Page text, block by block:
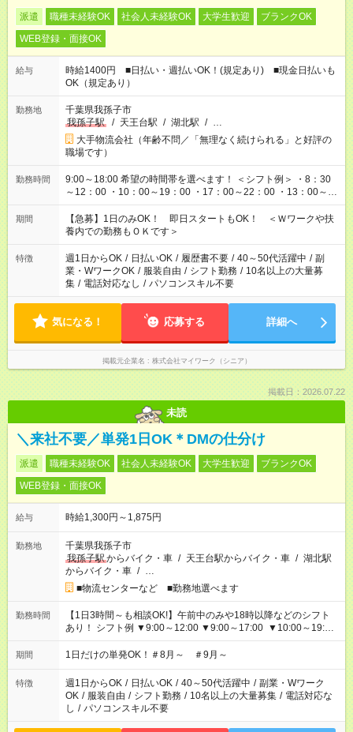
派遣 職種未経験OK 社会人未経験OK 大学生歓迎
ブランクOK
WEB登録・面接OK
給与
時給1400円 ■日払い・週払いOK！(規定あり) ■現金日払いも
OK（規定あり）
勤務地
千葉県我孫子市
我孫子駅
/ 天王台駅 / 湖北駅 / …
大手物流会社（年齢不問／「無理なく続けられる」と好評の
職場です）
勤務時間
9:00～18:00 希望の時間帯を選べます！ ＜シフト例＞ ・8：30
～12：00 ・10：00～19：00 ・17：00～22：00 ・13：00～
22：00 ・22：00～翌6：00 など
期間
【急募】1日のみOK！ 即日スタートもOK！ ＜Ｗワークや扶
養内での勤務もＯＫです＞
特徴 週1日からOK / 日払いOK / 履歴書不要 / 40～50代活躍中 / 副
業・WワークOK / 服装自由 / シフト勤務 / 10名以上の大量募
集 / 電話対応なし / パソコンスキル不要
気になる！ 応募する 詳細へ
掲載元企業名 株式会社マイワーク（シニア）
掲載日：2026.07.22
未読
＼来社不要／単発1日OK＊DMの仕分け
派遣 職種未経験OK 社会人未経験OK 大学生歓迎
ブランクOK
WEB登録・面接OK
給与 時給1,300円～1,875円
勤務地
千葉県我孫子市
我孫子駅からバイク・車 / 天王台駅からバイク・車 / 湖北駅
からバイク・車 / …
■物流センターなど ■勤務地選べます
勤務時間
【1日3時間～も相談OK!】午前中のみや18時以降などのシフト
あり！ シフト例 ▼9:00～12:00 ▼9:00～17:00 ▼10:00～19:00
▼18:00～21:00
期間 1日だけの単発OK！＃8月～ ＃9月～
特徴 週1日からOK / 日払いOK / 40～50代活躍中 / 副業・Wワーク
OK / 服装自由 / シフト勤務 / 10名以上の大量募集 / 電話対応な
し / パソコンスキル不要